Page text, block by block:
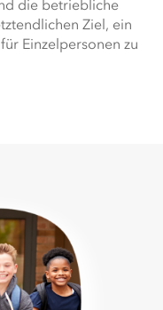
die betriebliche
Ziel, ein
Einzelpersonen zu